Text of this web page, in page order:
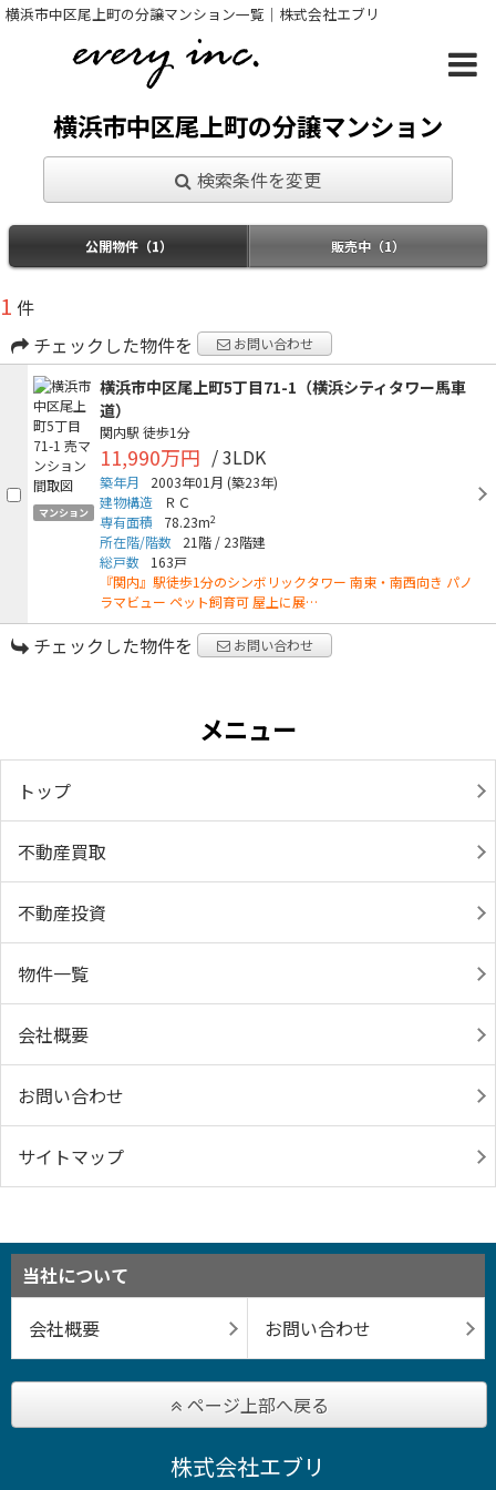
横浜市中区尾上町の分譲マンション一覧｜株式会社エブリ
横浜市中区尾上町の分譲マンション
検索条件を変更
公開物件（1） 販売中（1）
1 件
チェックした物件を
お問い合わせ
マンション
横浜市中区尾上町5丁目71-1（横浜シティタワー馬車
道）
関内駅 徒歩1分
11,990万円 / 3LDK
築年月 2003年01月 (築23年)
建物構造
ＲＣ
専有面積
78.23m2
所在階/階数 21階 / 23階建
総戸数
163戸
『関内』駅徒歩1分のシンボリックタワー 南東・南西向き パノ
ラマビュー ペット飼育可 屋上に展…
チェックした物件を お問い合わせ
メニュー
トップ
不動産買取
不動産投資
物件一覧
会社概要
お問い合わせ
サイトマップ
当社について
会社概要
お問い合わせ
ページ上部へ戻る
株式会社エブリ